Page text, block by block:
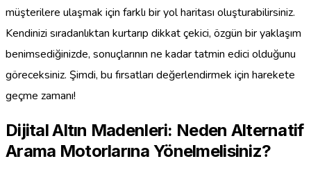
müşterilere ulaşmak için farklı bir yol haritası oluşturabilirsiniz.
Kendinizi sıradanlıktan kurtarıp dikkat çekici, özgün bir yaklaşım
benimsediğinizde, sonuçlarının ne kadar tatmin edici olduğunu
göreceksiniz. Şimdi, bu fırsatları değerlendirmek için harekete
geçme zamanı!
Dijital Altın Madenleri: Neden Alternatif
Arama Motorlarına Yönelmelisiniz?